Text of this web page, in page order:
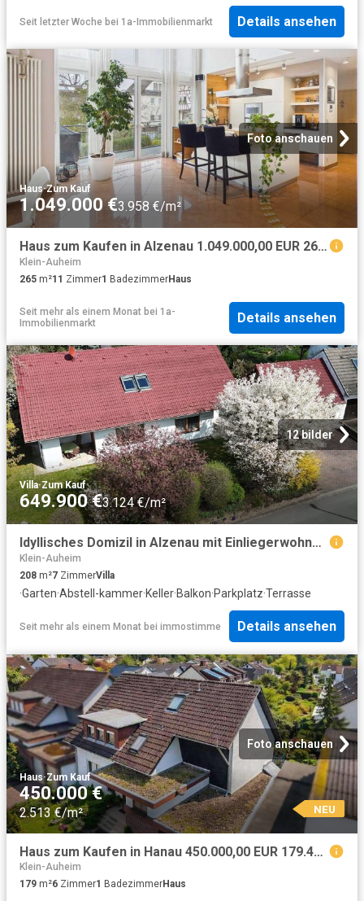
Seit letzter Woche bei 1a-Immobilienmarkt Details ansehen
Foto anschauen
Haus·Zum Kauf
1.049.000 €3.958 €/m²
Haus zum Kaufen in Alzenau 1.049.000,00 EUR 265 m²
Klein-Auheim
265 m²11 Zimmer1 BadezimmerHaus
Seit mehr als einem Monat bei 1a-
Immobilienmarkt
Details ansehen
12 bilder
Villa·Zum Kauf
649.900 €3.124 €/m²
Idyllisches Domizil in Alzenau mit Einliegerwohnung
Klein-Auheim
208 m²7 ZimmerVilla
·Garten·Abstell-kammer·Keller·Balkon·Parkplatz·Terrasse
Seit mehr als einem Monat bei immostimme Details ansehen
Foto anschauen
Haus·Zum Kauf
450.000 €
2.513 €/m² NEU
Haus zum Kaufen in Hanau 450.000,00 EUR 179.45 m²
Klein-Auheim
179 m²6 Zimmer1 BadezimmerHaus